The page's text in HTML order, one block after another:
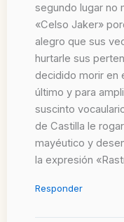
segundo lugar no
«Celso Jaker»
alegro que sus
hurtarle sus
decidido morir en
último y para
suscinto
de Castilla le
mayéutico y
la expresión
Responder